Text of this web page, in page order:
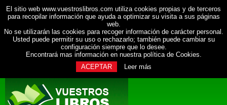
El sitio web www.vuestroslibros.com utiliza cookies propias y de terceros
para recopilar información que ayuda a optimizar su visita a sus páginas
web.
No se utilizarán las cookies para recoger información de carácter personal.
Usted puede permitir su uso o rechazarlo; también puede cambiar su
configuración siempre que lo desee.
Encontrará mas información en nuestra política de Cookies.
ACEPTAR
Leer más